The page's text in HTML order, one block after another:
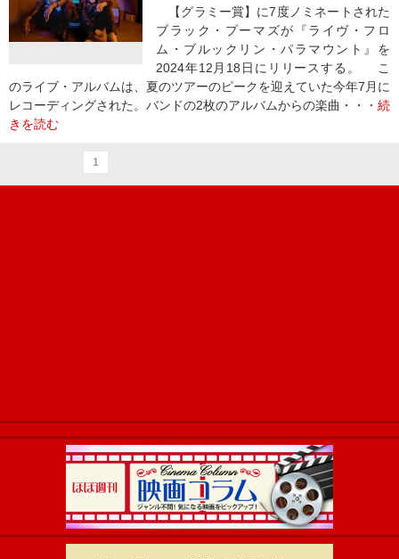
【グラミー賞】に7度ノミネートされた
ブラック・プーマズが『ライヴ・フロ
ム・ブルックリン・パラマウント』を
2024年12月18日にリリースする。 こ
のライブ・アルバムは、夏のツアーのピークを迎えていた今年7月に
レコーディングされた。バンドの2枚のアルバムからの楽曲・・・ 続
きを読む
1